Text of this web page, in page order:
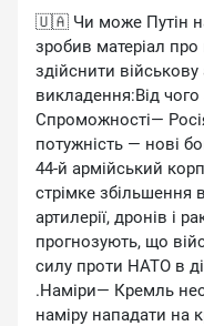
🇺🇦 Чи може Путін
зробив матеріал про
здійснити
викладення:Від
Спроможності—
потужність — нові
44-й армійський
стрімке збільшення
артилерії, дронів і
прогнозують, що
силу проти НАТО в
.Наміри— Кремль
наміру нападати на